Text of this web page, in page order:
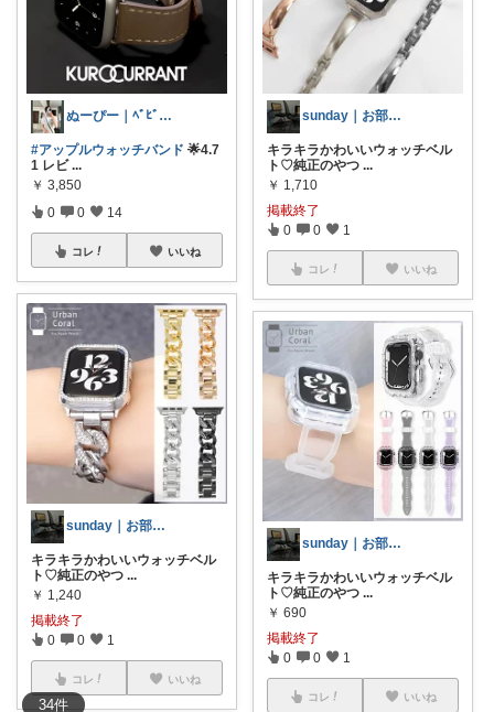
34件
ぬーぴー｜ﾍﾞﾋﾞｰ・ﾏﾀﾆﾃｨ
#アップルウォッチバンド 🌟4.7
1 レビ ...
￥ 3,850
0 0 14
コレ いいね
sunday｜お部屋とお洋服
キラキラかわいいウォッチベル
ト♡純正のやつ ...
￥ 1,240
掲載終了
0 0 1
コレ いいね
sunday｜お部屋とお洋服
キラキラかわいいウォッチベル
ト♡純正のやつ ...
￥ 1,710
掲載終了
0 0 1
コレ いいね
sunday｜お部屋とお洋服
キラキラかわいいウォッチベル
ト♡純正のやつ ...
￥ 690
掲載終了
0 0 1
コレ いいね